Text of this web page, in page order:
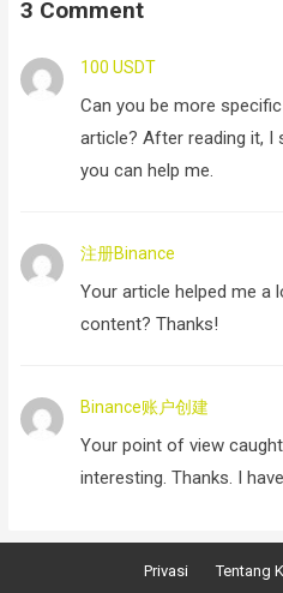
3 Comment
100 USDT
Can you be more
article? After reading it, I
you can help me.
注册Binance
Your article helped me a
content? Thanks!
Binance账户创建
Your point of view
interesting. Thanks. I
Privasi Tentang